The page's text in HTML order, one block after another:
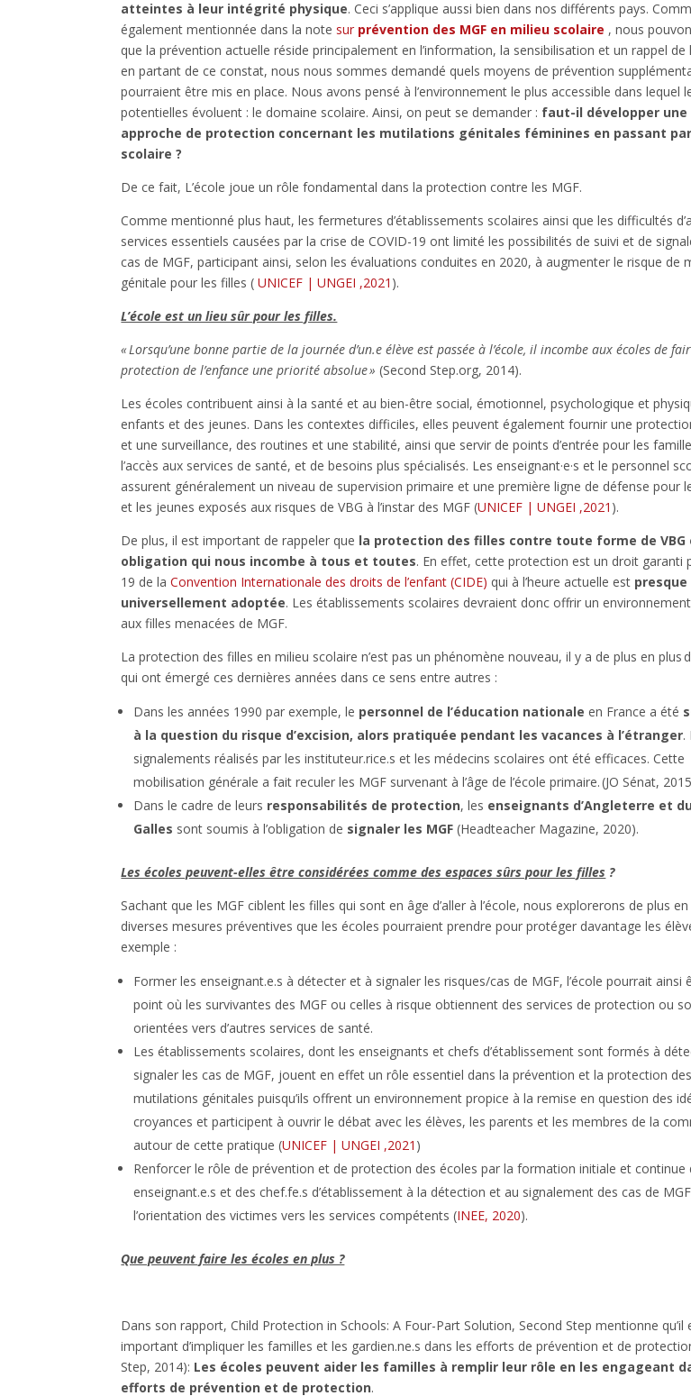
atteintes à leur intégrité physique. Ceci s’applique aussi bien dans nos différents pays.
également mentionnée dans la note sur prévention des MGF en milieu scolaire , nous
que la prévention actuelle réside principalement en l’information, la sensibilisation et un rappel de
en partant de ce constat, nous nous sommes demandé quels moyens de prévention
pourraient être mis en place. Nous avons pensé à l’environnement le plus accessible dans lequel
potentielles évoluent : le domaine scolaire. Ainsi, on peut se demander : faut-il développer une
approche de protection concernant les mutilations génitales féminines en passant
scolaire ?
De ce fait, L’école joue un rôle fondamental dans la protection contre les MGF.
Comme mentionné plus haut, les fermetures d’établissements scolaires ainsi que les difficultés
services essentiels causées par la crise de COVID-19 ont limité les possibilités de suivi et de
cas de MGF, participant ainsi, selon les évaluations conduites en 2020, à augmenter le risque de
génitale pour les filles (UNICEF | UNGEI ,2021 ).
L’école est un lieu sûr pour les filles.
« Lorsqu’une bonne partie de la journée d’un.e élève est passée à l’école, il incombe aux écoles de
protection de l’enfance une priorité absolue » (Second Step.org, 2014).
Les écoles contribuent ainsi à la santé et au bien-être social, émotionnel, psychologique et
enfants et des jeunes. Dans les contextes difficiles, elles peuvent également fournir une
et une surveillance, des routines et une stabilité, ainsi que servir de points d’entrée pour les
l’accès aux services de santé, et de besoins plus spécialisés. Les enseignant·e·s et le personnel
assurent généralement un niveau de supervision primaire et une première ligne de défense pour
et les jeunes exposés aux risques de VBG à l’instar des MGF (UNICEF | UNGEI ,2021 ).
De plus, il est important de rappeler que la protection des filles contre toute forme de VBG
obligation qui nous incombe à tous et toutes. En effet, cette protection est un droit garanti
19 de laConvention Internationale des droits de l’enfant (CIDE) qui à l’heure actuelle est presque
universellement adoptée. Les établissements scolaires devraient donc offrir un
aux filles menacées de MGF.
La protection des filles en milieu scolaire n’est pas un phénomène nouveau, il y a de plus en plus
qui ont émergé ces dernières années dans ce sens entre autres :
Dans les années 1990 par exemple, le personnel de l’éducation nationale en France a été
à la question du risque d’excision, alors pratiquée pendant les vacances à l’étranger.
signalements réalisés par les instituteur.rice.s et les médecins scolaires ont été efficaces. Cette
mobilisation générale a fait reculer les MGF survenant à l’âge de l’école primaire. (JO Sénat,
Dans le cadre de leurs responsabilités de protection, les enseignants d’Angleterre et
Galles sont soumis à l’obligation de signaler les MGF (Headteacher Magazine, 2020).
Les écoles peuvent-elles être considérées comme des espaces sûrs pour les filles ?
Sachant que les MGF ciblent les filles qui sont en âge d’aller à l’école, nous explorerons de plus en
diverses mesures préventives que les écoles pourraient prendre pour protéger davantage les
exemple :
Former les enseignant.e.s à détecter et à signaler les risques/cas de MGF, l’école pourrait ainsi
point où les survivantes des MGF ou celles à risque obtiennent des services de protection ou
orientées vers d’autres services de santé.
Les établissements scolaires, dont les enseignants et chefs d’établissement sont formés à
signaler les cas de MGF, jouent en effet un rôle essentiel dans la prévention et la protection des
mutilations génitales puisqu’ils offrent un environnement propice à la remise en question des
croyances et participent à ouvrir le débat avec les élèves, les parents et les membres de la
autour de cette pratique (UNICEF | UNGEI ,2021 )
Renforcer le rôle de prévention et de protection des écoles par la formation initiale et continue
enseignant.e.s et des chef.fe.s d’établissement à la détection et au signalement des cas de
l’orientation des victimes vers les services compétents (INEE, 2020).
Que peuvent faire les écoles en plus ?
Dans son rapport, Child Protection in Schools: A Four-Part Solution, Second Step mentionne qu’il
important d’impliquer les familles et les gardien.ne.s dans les efforts de prévention et de
Step, 2014): Les écoles peuvent aider les familles à remplir leur rôle en les engageant
efforts de prévention et de protection.